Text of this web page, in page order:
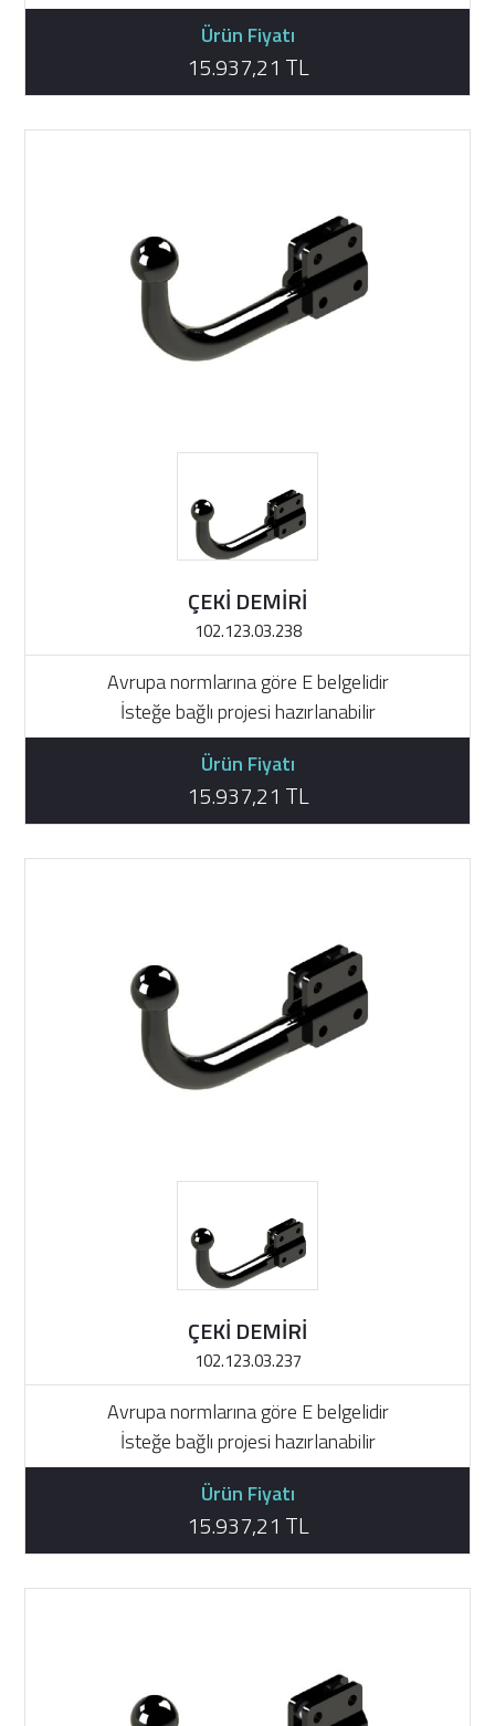
Ürün Fiyatı
15.937,21 TL
ÇEKİ DEMİRİ
102.123.03.238
Avrupa normlarına göre E belgelidir
İsteğe bağlı projesi hazırlanabilir
Ürün Fiyatı
15.937,21 TL
ÇEKİ DEMİRİ
102.123.03.237
Avrupa normlarına göre E belgelidir
İsteğe bağlı projesi hazırlanabilir
Ürün Fiyatı
15.937,21 TL